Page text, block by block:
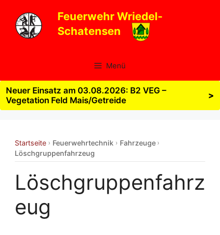
Inhalt
springen
Feuerwehr Wriedel-
Schatensen
Menü
Neuer Einsatz am 03.08.2026: B2 VEG –
Vegetation Feld Mais/Getreide
>
Startseite › Feuerwehrtechnik › Fahrzeuge ›
Löschgruppenfahrzeug
Löschgruppenfahrz
eug